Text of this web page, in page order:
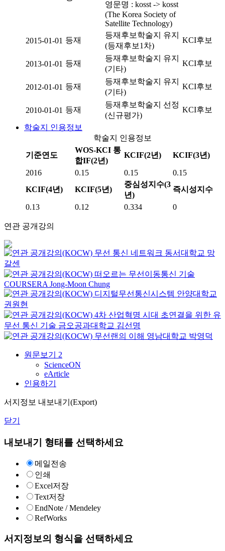
영문명 : kosst -> kosst
(The Korea Society of
Satellite Technology)
2015-01-01 등재
등재후보학술지 유지
(등재후보1차)
KCI후보
2013-01-01 등재
등재후보학술지 유지
(기타)
KCI후보
2012-01-01 등재
등재후보학술지 유지
(기타)
KCI후보
2010-01-01 등재
등재후보학술지 선정
(신규평가)
KCI후보
학술지 인용정보
학술지 인용정보
기준연도
WOS-KCI 통
합IF(2년)
KCIF(2년) KCIF(3년)
2016 0.15 0.15
0.15
KCIF(4년)
KCIF(5년)
중심성지수(3
년)
즉시성지수
0.13 0.12 0.334 0
연관 공개강의
무선 통신 네트워크 동서대학교 망
갈센
떠오르는 무선이동통신 기술
COURSERA Jong-Moon Chung
디지털무선통신시스템 안양대학교
권원현
4차 산업혁명 시대 초연결을 위한 유
무선 통신 기술 금오공과대학교 김선명
무선랜의 이해 영남대학교 박영덕
원문보기 2
ScienceON
eArticle
인용하기
서지정보 내보내기(Export)
닫기
내보내기 형태를 선택하세요
메일전송
인쇄
Excel저장
Text저장
EndNote / Mendeley
RefWorks
서지정보의 형식을 선택하세요